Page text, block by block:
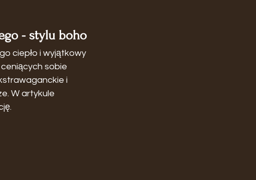
- stylu boho
ciepło i wyjątkowy
sobie
i
W artykule